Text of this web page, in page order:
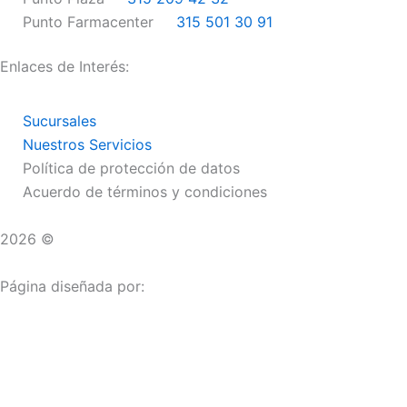
m
Punto Farmacenter
315 501 30 91
Enlaces de Interés:
Sucursales
Nuestros Servicios
Política de protección de datos
Acuerdo de términos y condiciones
2026 ©
Página diseñada por: